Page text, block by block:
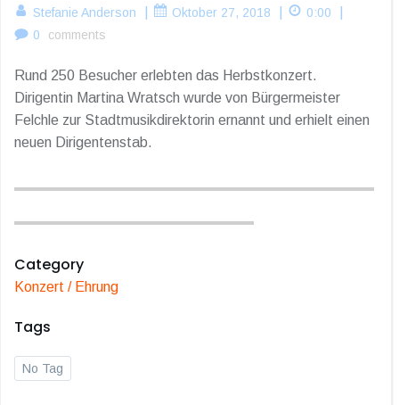
Stefanie Anderson Oktober 27, 2018 0:00
0 comments
Rund 250 Besucher erlebten das Herbstkonzert.
Dirigentin Martina Wratsch wurde von Bürgermeister
Felchle zur Stadtmusikdirektorin ernannt und erhielt einen
neuen Dirigentenstab.
Category
Konzert / Ehrung
Tags
No Tag